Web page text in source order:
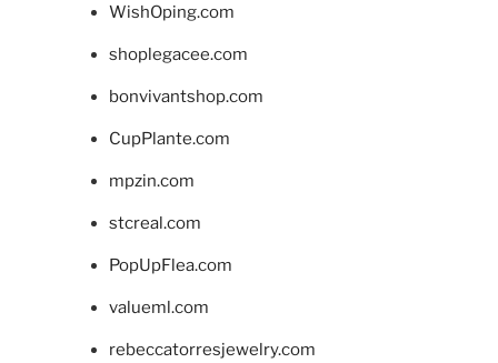
WishOping.com
shoplegacee.com
bonvivantshop.com
CupPlante.com
mpzin.com
stcreal.com
PopUpFlea.com
valueml.com
rebeccatorresjewelry.com